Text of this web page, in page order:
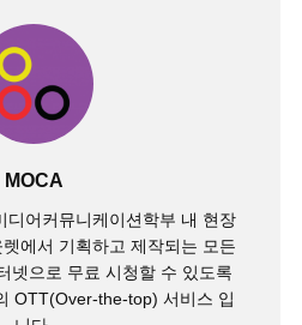
MOCA
디어커뮤니케이션학부 내 현장
에서 기획하고 제작되는 모든
넷으로 무료 시청할 수 있도록
OTT(Over-the-top) 서비스 입